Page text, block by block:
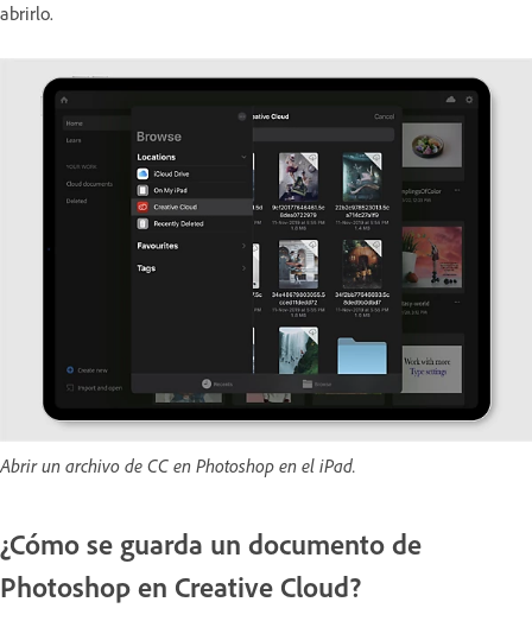
abrirlo.
Abrir un archivo de CC en Photoshop en el iPad.
¿Cómo se guarda un documento de
Photoshop en Creative Cloud?